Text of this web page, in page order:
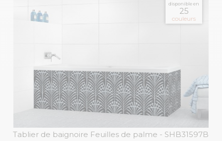
disponible en
25
couleurs
Tablier de baignoire Feuilles de palme - SHB31597B